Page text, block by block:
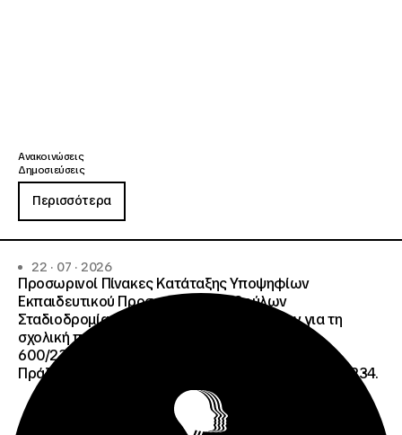
Ανακοινώσεις
Δημοσιεύσεις
Περισσότερα
22 · 07 · 2026
Προσωρινοί Πίνακες Κατάταξης Υποψηφίων
Εκπαιδευτικού Προσωπικού, Συμβούλων
Σταδιοδρομίας και Συμβούλων Ψυχολόγων για τη
σχολική περίοδο 2026-2027 της ΑΠ
600/2355/13042/08-05-2026 πρόσκλησης, της
Πράξης «Σχολεία Δεύτερης Ευκαιρίας», ΟΠΣ 6003234.